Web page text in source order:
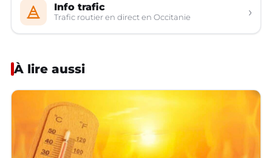
Info trafic
Trafic routier en direct en Occitanie ›
À lire aussi